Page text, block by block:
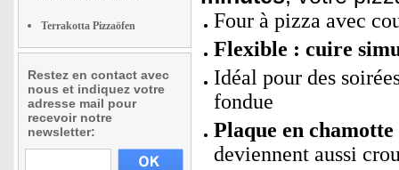
Terrakotta Pizzaöfen
Restez en contact avec
nous et indiquez votre
adresse mail pour
recevoir notre
newsletter:
Four à pizza avec
Flexible : cuire
Idéal pour des
fondue
Plaque en
deviennent aussi